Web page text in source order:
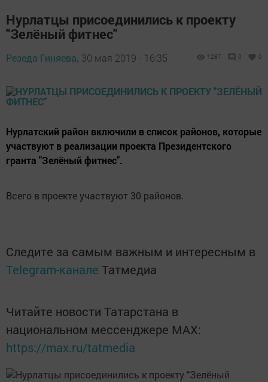
Нурлатцы присоединились к проекту
"Зелёный фитнес"
Резеда Гиняева, 30 мая 2019 - 16:35 1287 0 0
Нурлатский район включили в список районов, которые
участвуют в реализации проекта Президентского
гранта "Зелёный фитнес".
Всего в проекте участвуют 30 районов.
Следите за самым важным и интересным в
Telegram-канале Татмедиа
Читайте новости Татарстана в
национальном мессенджере MАХ:
https://max.ru/tatmedia